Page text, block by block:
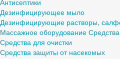
Антисептики
Дезинфицирующее мыло
Дезинфицирующие растворы,
Массажное оборудование
Средства для очистки
Средства защиты от насекомых